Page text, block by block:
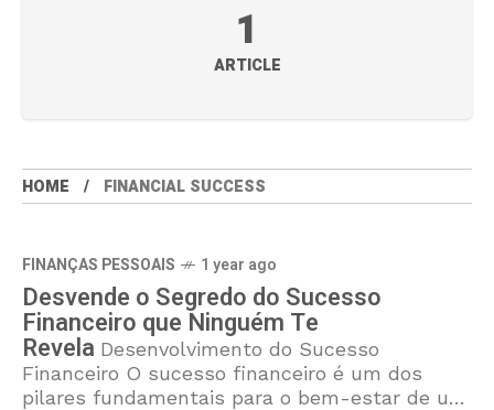
1
ARTICLE
HOME FINANCIAL SUCCESS
FINANÇAS PESSOAIS 1 year ago
Desvende o Segredo do Sucesso
Financeiro que Ninguém Te
Revela Desenvolvimento do Sucesso
Financeiro O sucesso financeiro é um dos
pilares fundamentais para o bem-estar de um